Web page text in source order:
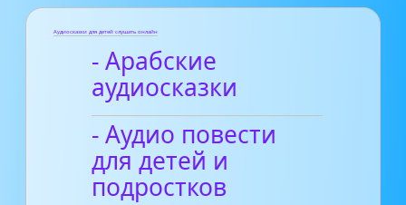
Аудиосказки для детей слушать онлайн
- Арабские
аудиосказки
- Аудио повести
для детей и
подростков